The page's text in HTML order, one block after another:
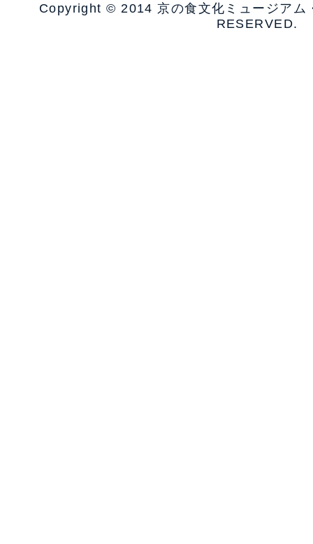
Copyright © 2014 京の食文化ミュージア
RESERVED.